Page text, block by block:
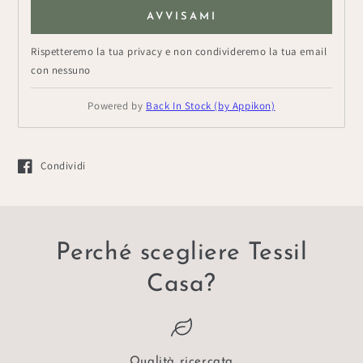
AVVISAMI
Rispetteremo la tua privacy e non condivideremo la tua email
con nessuno
Powered by Back In Stock (by Appikon)
Condividi
Si apre in una nuova finestra.
Perché scegliere Tessil
Casa?